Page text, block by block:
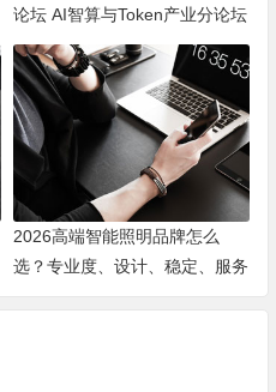
论坛 AI智算与Token产业分论坛
顺利举办
2026高端智能照明品牌怎么
选？专业度、设计、稳定、服务
四大维度深度盘点